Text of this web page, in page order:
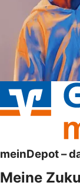
meinDepot –
Meine